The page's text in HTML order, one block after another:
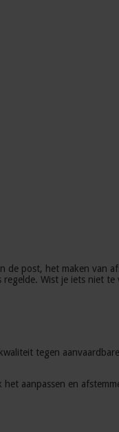
de post, het maken van
Wist je iets niet
tegen
aanpassen en